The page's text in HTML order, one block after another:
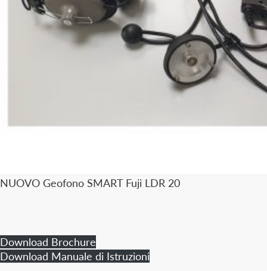
NUOVO Geofono SMART Fuji LDR 20
Download Brochure
Download Manuale di Istruzioni